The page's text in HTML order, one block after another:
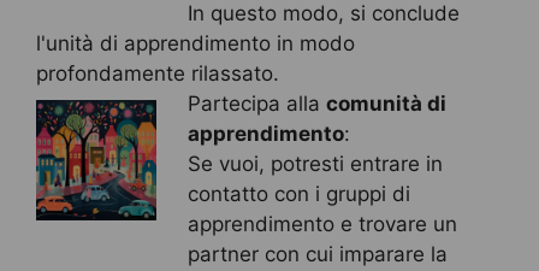
In questo modo, si conclude
l'unità di apprendimento in modo
profondamente rilassato.
Partecipa alla comunità di
apprendimento:
Se vuoi, potresti entrare in
contatto con i gruppi di
apprendimento e trovare un
partner con cui imparare la